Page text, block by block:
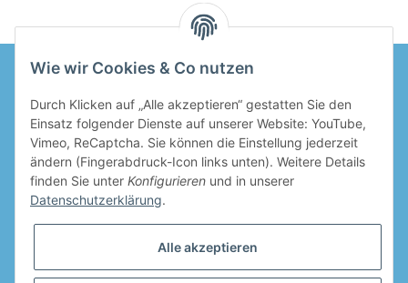
Informationen
Gesetzliche Informationen
Wie wir Cookies & Co nutzen
Durch Klicken auf „Alle akzeptieren“ gestatten Sie den
Einsatz folgender Dienste auf unserer Website: YouTube,
Vimeo, ReCaptcha. Sie können die Einstellung jederzeit
ändern (Fingerabdruck-Icon links unten). Weitere Details
finden Sie unter Konfigurieren und in unserer
Datenschutzerklärung.
Alle akzeptieren